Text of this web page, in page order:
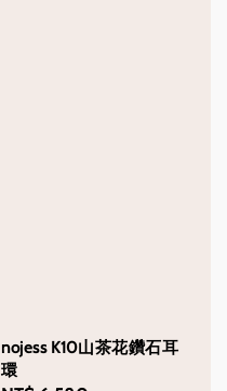
nojess K10山茶花鑽石耳
環